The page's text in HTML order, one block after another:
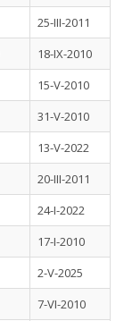
25-III-2011
18-IX-2010
15-V-2010
31-V-2010
13-V-2022
20-III-2011
24-I-2022
17-I-2010
2-V-2025
7-VI-2010